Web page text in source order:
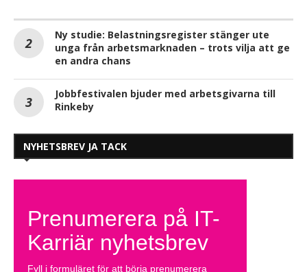
Ny studie: Belastningsregister stänger ute
unga från arbetsmarknaden – trots vilja att ge
en andra chans
Jobbfestivalen bjuder med arbetsgivarna till
Rinkeby
NYHETSBREV JA TACK